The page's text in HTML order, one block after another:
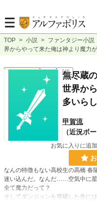
TOP > 小説 > ファンタジー小説
界からやって来た俺は神より魔力
ファンタジー 完結 長編
無尽蔵
世界か
多いら
甲賀流
（近況ボ
お気に入りに追
なんの特徴もない高校生の高橋 春
迷い込んだ。なんだ……空気中に
全て魔力だって？
そしてダンジョンを突破した先に